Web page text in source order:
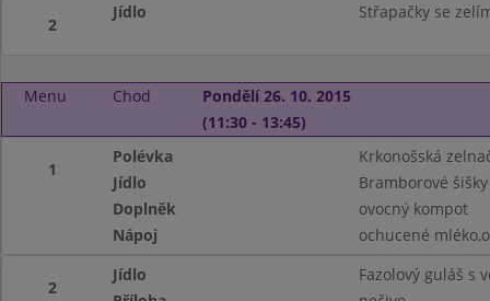
2
Jídlo Střapačky se
Menu Chod
Pondělí 26. 10. 2015
(11:30 - 13:45)
1
Polévka
Krkonošská
Jídlo
Bramborové
Doplněk
ovocný kompot
Nápoj
ochucené
2
Jídlo
Fazolový guláš s